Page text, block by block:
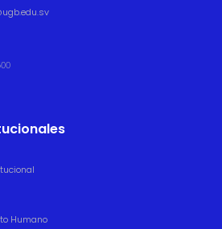
Humano